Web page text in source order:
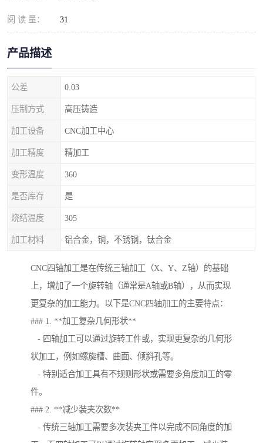
阅 读 量： 31
产品描述
公差 0.03
压制方式 高压铸造
加工设备 CNC加工中心
加工精度 精加工
变形温度 360
是否库存 是
烧结温度 305
加工材料 铝合金，铜，不锈钢，钛合金
CNC四轴加工是在传统三轴加工（X、Y、Z轴）的基础
上，增加了一个旋转轴（通常是A轴或B轴），从而实现
更复杂的加工能力。以下是CNC四轴加工的主要特点：
### 1. **加工复杂几何形状**
- 四轴加工可以通过旋转工件或，实现更复杂的几何形
状加工，例如螺旋槽、曲面、倾斜孔等。
- 特别适合加工具有不规则形状或需要多角度加工的零
件。
### 2. **减少装夹次数**
- 传统三轴加工需要多次装夹工件以完成不同角度的加